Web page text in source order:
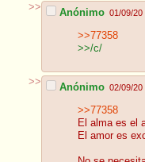
>> Anónimo 01/09/20
>>77358
>>/c/
>> Anónimo 02/09/20
>>77358
El alma es el
El amor es